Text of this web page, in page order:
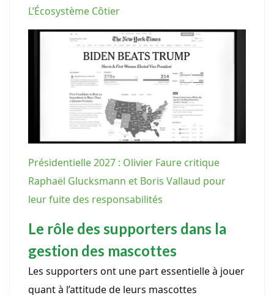
L’Écosystème Côtier
Présidentielle 2027 : Olivier Faure critique
Raphaël Glucksmann et Boris Vallaud pour
leur fuite des responsabilités
Le rôle des supporters dans la
gestion des mascottes
Les supporters ont une part essentielle à jouer
quant à l’attitude de leurs mascottes